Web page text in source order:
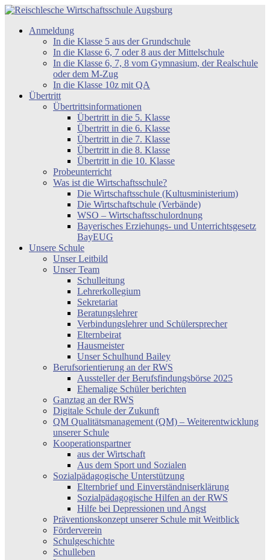
Zum
springen
Reischlesche
Wirtschaftsschule
Anmeldung
In die Klasse 5 aus der Grundschule
In die Klasse 6, 7 oder 8 aus der Mittelschule
In die Klasse 6, 7, 8 vom Gymnasium, der Realschule
oder dem M-Zug
In die Klasse 10z mit QA
Übertritt
Übertrittsinformationen
Übertritt in die 5. Klasse
Übertritt in die 6. Klasse
Übertritt in die 7. Klasse
Übertritt in die 8. Klasse
Übertritt in die 10. Klasse
Probeunterricht
Was ist die Wirtschaftsschule?
Die Wirtschaftsschule (Kultusministerium)
Die Wirtschaftschule (Verbände)
WSO – Wirtschaftsschulordnung
Bayerisches Erziehungs- und Unterrichtsgesetz
BayEUG
Unsere Schule
Unser Leitbild
Unser Team
Schulleitung
Lehrerkollegium
Sekretariat
Beratungslehrer
Verbindungslehrer und Schülersprecher
Elternbeirat
Hausmeister
Unser Schulhund Bailey
Berufsorientierung an der RWS
Aussteller der Berufsfindungsbörse 2025
Ehemalige Schüler berichten
Ganztag an der RWS
Digitale Schule der Zukunft
QM Qualitätsmanagement (QM) – Weiterentwicklung
unserer Schule
Kooperationspartner
aus der Wirtschaft
Aus dem Sport und Sozialen
Sozialpädagogische Unterstützung
Elternbrief und Einverständniserklärung
Sozialpädagogische Hilfen an der RWS
Hilfe bei Depressionen und Angst
Präventionskonzept unserer Schule mit Weitblick
Förderverein
Schulgeschichte
Schulleben